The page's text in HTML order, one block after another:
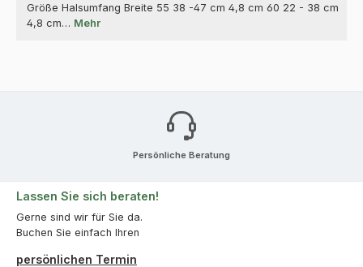
Größe Halsumfang Breite 55 38 -47 cm 4,8 cm 60 22 - 38 cm
4,8 cm… Mehr
Persönliche Beratung
Lassen Sie sich beraten!
Gerne sind wir für Sie da.
Buchen Sie einfach Ihren
persönlichen Termin